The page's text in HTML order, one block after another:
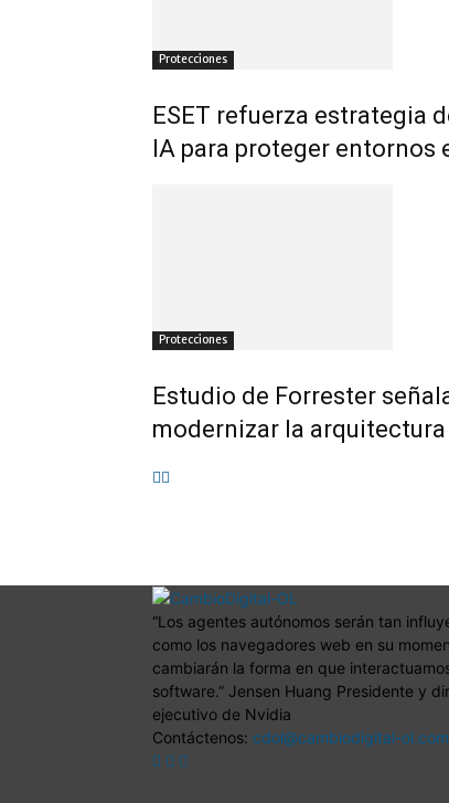
Protecciones
ESET refuerza estrategia
IA para proteger entornos
Protecciones
Estudio de Forrester
modernizar la
“Los agentes autónomos serán tan
como los navegadores web en su
cambiarán la forma en que
software.” Jensen Huang Presidente y
ejecutivo de Nvidia
Contáctenos: cdol@cambiodigital-ol.com